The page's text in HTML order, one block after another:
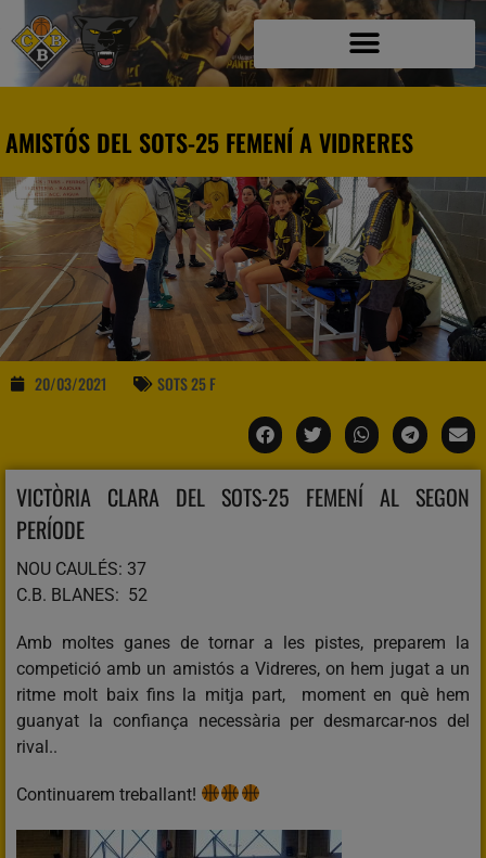
AMISTÓS DEL SOTS-25 FEMENÍ A VIDRERES
20/03/2021 SOTS 25 F
VICTÒRIA CLARA DEL SOTS-25 FEMENÍ AL SEGON
PERÍODE
NOU CAULÉS: 37
C.B. BLANES: 52
Amb moltes ganes de tornar a les pistes, preparem la
competició amb un amistós a Vidreres, on hem jugat a un
ritme molt baix fins la mitja part, moment en què hem
guanyat la confiança necessària per desmarcar-nos del
rival..
Continuarem treballant!